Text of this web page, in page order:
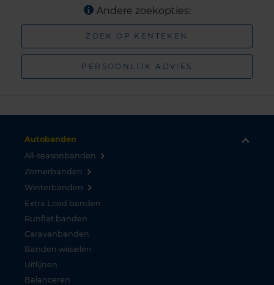
Andere zoekopties:
ZOEK OP KENTEKEN
PERSOONLIJK ADVIES
Autobanden
All-seasonbanden
Zomerbanden
Winterbanden
Extra Load banden
Runflat banden
Caravanbanden
Banden wisselen
Uitlijnen
Balanceren